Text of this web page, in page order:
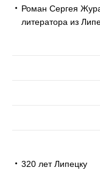
Роман Сергея
литератора из
320 лет Липецку